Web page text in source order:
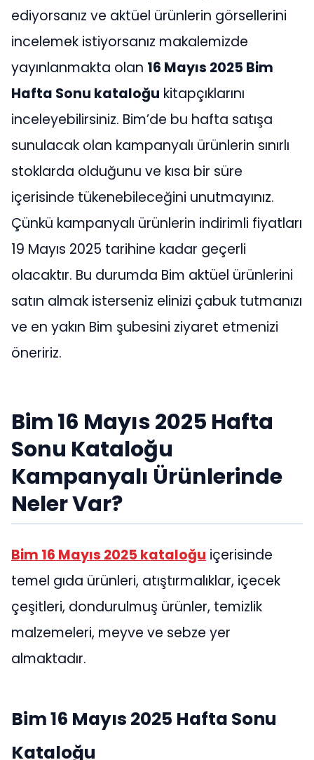
ediyorsanız ve aktüel ürünlerin görsellerini
incelemek istiyorsanız makalemizde
yayınlanmakta olan 16 Mayıs 2025 Bim
Hafta Sonu kataloğu kitapçıklarını
inceleyebilirsiniz. Bim’de bu hafta satışa
sunulacak olan kampanyalı ürünlerin sınırlı
stoklarda olduğunu ve kısa bir süre
içerisinde tükenebileceğini unutmayınız.
Çünkü kampanyalı ürünlerin indirimli fiyatları
19 Mayıs 2025 tarihine kadar geçerli
olacaktır. Bu durumda Bim aktüel ürünlerini
satın almak isterseniz elinizi çabuk tutmanızı
ve en yakın Bim şubesini ziyaret etmenizi
öneririz.
Bim 16 Mayıs 2025 Hafta
Sonu Kataloğu
Kampanyalı Ürünlerinde
Neler Var?
Bim 16 Mayıs 2025 kataloğu içerisinde
temel gıda ürünleri, atıştırmalıklar, içecek
çeşitleri, dondurulmuş ürünler, temizlik
malzemeleri, meyve ve sebze yer
almaktadır.
Bim 16 Mayıs 2025 Hafta Sonu
Kataloğu